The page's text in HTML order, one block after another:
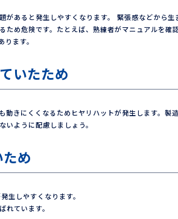
があると発生しやすくなります。 緊張感などから生
ため危険です。たとえば、熟練者がマニュアルを確
ます。
いたため
動きにくくなるためヒヤリハットが発生します。製
いように配慮しましょう。
め
生しやすくなります。
れています。